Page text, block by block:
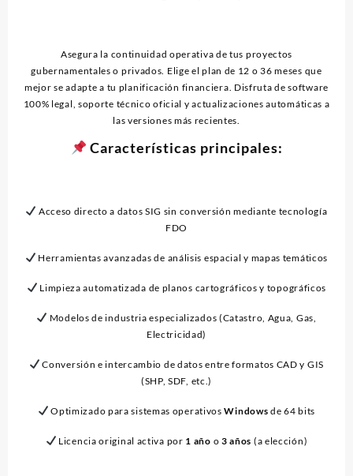
Asegura la continuidad operativa de tus proyectos
gubernamentales o privados. Elige el plan de 12 o 36 meses que
mejor se adapte a tu planificación financiera. Disfruta de software
100% legal, soporte técnico oficial y actualizaciones automáticas a
las versiones más recientes.
Características principales:
Acceso directo a datos SIG sin conversión mediante tecnología
FDO
Herramientas avanzadas de análisis espacial y mapas temáticos
Limpieza automatizada de planos cartográficos y topográficos
Modelos de industria especializados (Catastro, Agua, Gas,
Electricidad)
Conversión e intercambio de datos entre formatos CAD y GIS
(SHP, SDF, etc.)
Optimizado para sistemas operativosWindows de 64 bits
Licencia original activa por 1 año o 3 años (a elección)